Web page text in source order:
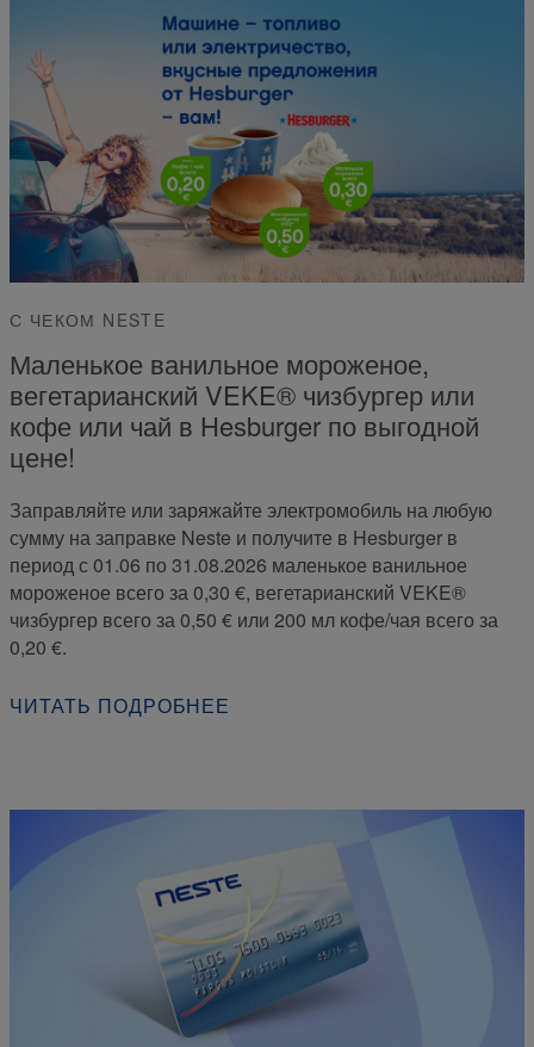
С ЧЕКОМ NESTE
Маленькое ванильное мороженое,
вегетарианский VEKE® чизбургер или
кофе или чай в Hesburger по выгодной
цене!
Заправляйте или заряжайте электромобиль на любую
сумму на заправке Neste и получите в Hesburger в
период с 01.06 по 31.08.2026 маленькое ванильное
мороженое всего за 0,30 €, вегетарианский VEKE®
чизбургер всего за 0,50 € или 200 мл кофе/чая всего за
0,20 €.
ЧИТАТЬ ПОДРОБНЕЕ